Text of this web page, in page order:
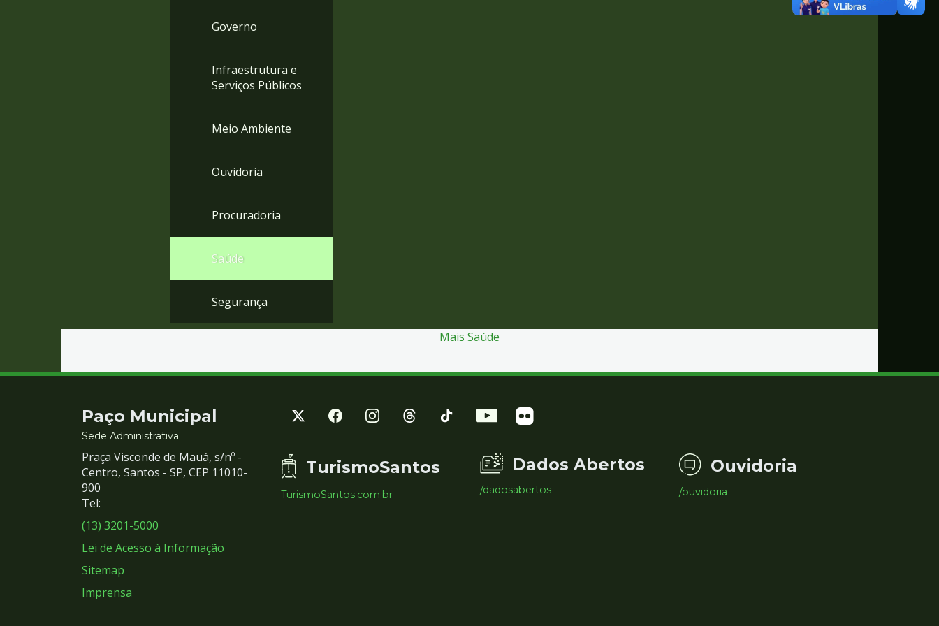
Governo
Infraestrutura e
Serviços Públicos
Meio Ambiente
Ouvidoria
Procuradoria
Saúde
Segurança
Mais Saúde
Contato
e
Redes
Sociais
Paço Municipal
Sede Administrativa
Praça Visconde de Mauá, s/nº -
Centro, Santos - SP, CEP 11010-
900
Tel:
(13) 3201-5000
Lei de Acesso à Informação
Sitemap
Imprensa
TurismoSantos
TurismoSantos.com.br
Dados Abertos
/dadosabertos
Ouvidoria
/ouvidoria